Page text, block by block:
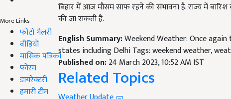
More Links
फोटो गैलरी
वीडियो
मासिक पत्रिका
फोरम
डायरेक्टरी
हमारी टीम
बिहार में आज मौसम साफ रहने की संभावना है. राज्य में बारिश
की जा सकती है.
English Summary:Weekend Weather: Once
states including Delhi Tags: weekend weather,
Published on:24 March 2023, 10:52 AM IST
Related Topics